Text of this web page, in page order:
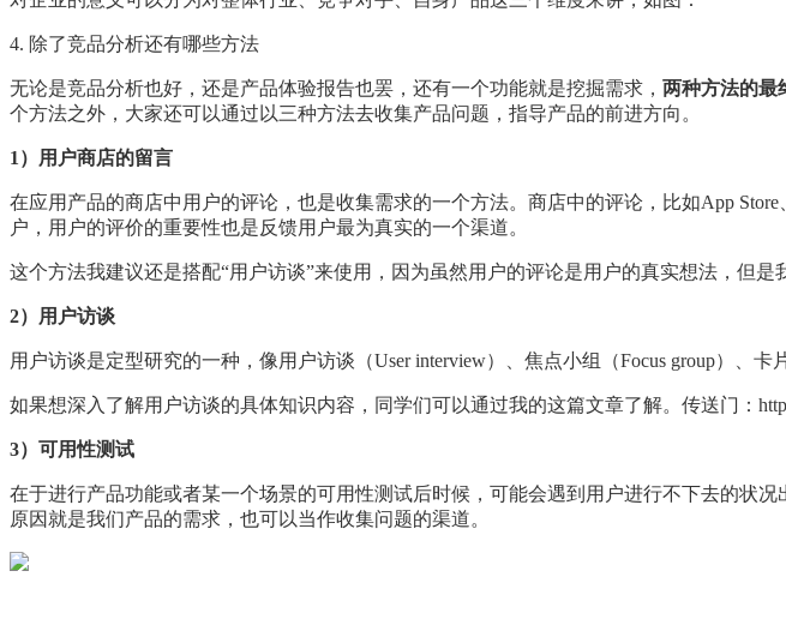
4. 除了竞品分析还有哪些方法
无论是竞品分析也好，还是产品体验报告也罢，还有一个功能就是挖掘需求， 两种方法的最
个方法之外，大家还可以通过以三种方法去收集产品问题，指导产品的前进方向。
1）用户商店的留言
在应用产品的商店中用户的评论，也是收集需求的一个方法。商店中的评论，比如App
户，用户的评价的重要性也是反馈用户最为真实的一个渠道。
这个方法我建议还是搭配“用户访谈”来使用，因为虽然用户的评论是用户的真实想法，但
2）用户访谈
用户访谈是定型研究的一种，像用户访谈（User interview）、焦点小组（Focus group）、
如果想深入了解用户访谈的具体知识内容，同学们可以通过我的这篇文章了解。传送门：
3）可用性测试
在于进行产品功能或者某一个场景的可用性测试后时候，可能会遇到用户进行不下去的状
原因就是我们产品的需求，也可以当作收集问题的渠道。